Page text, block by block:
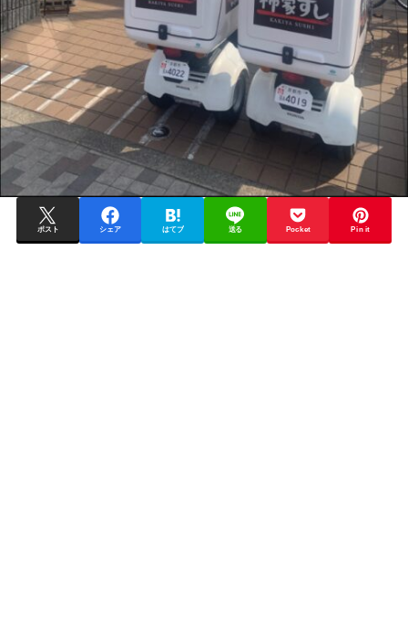
ポスト シェア はてブ 送る Pocket Pin it